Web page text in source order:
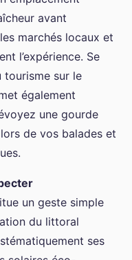
avant
marchés locaux et
l’expérience. Se
tourisme sur le
également
une gourde
de vos balades et
un geste simple
du littoral
ses